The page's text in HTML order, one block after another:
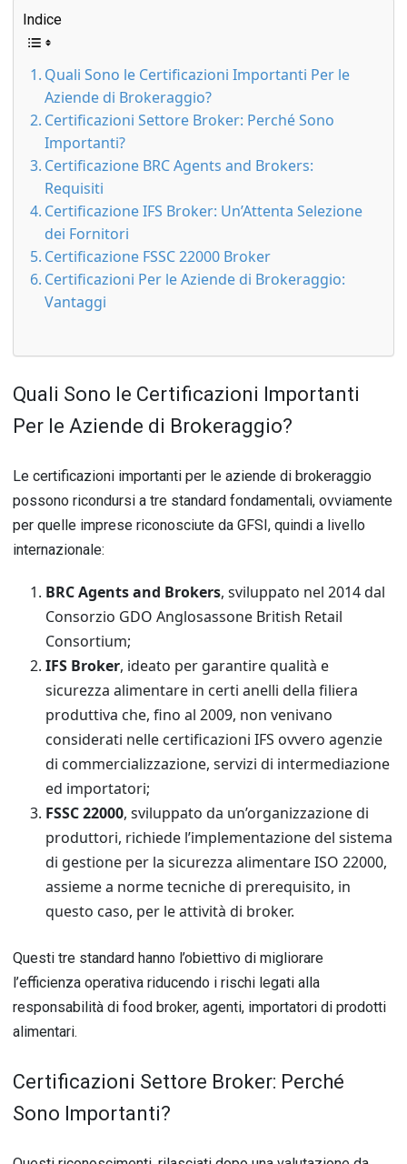
Indice
Quali Sono le Certificazioni Importanti Per le
Aziende di Brokeraggio?
Certificazioni Settore Broker: Perché Sono
Importanti?
Certificazione BRC Agents and Brokers:
Requisiti
Certificazione IFS Broker: Un’Attenta Selezione
dei Fornitori
Certificazione FSSC 22000 Broker
Certificazioni Per le Aziende di Brokeraggio:
Vantaggi
Quali Sono le Certificazioni Importanti
Per le Aziende di Brokeraggio?
Le certificazioni importanti per le aziende di brokeraggio
possono ricondursi a tre standard fondamentali, ovviamente
per quelle imprese riconosciute da GFSI, quindi a livello
internazionale:
BRC Agents and Brokers, sviluppato nel 2014 dal
Consorzio GDO Anglosassone British Retail
Consortium;
IFS Broker, ideato per garantire qualità e
sicurezza alimentare in certi anelli della filiera
produttiva che, fino al 2009, non venivano
considerati nelle certificazioni IFS ovvero agenzie
di commercializzazione, servizi di intermediazione
ed importatori;
FSSC 22000, sviluppato da un’organizzazione di
produttori, richiede l’implementazione del sistema
di gestione per la sicurezza alimentare ISO 22000,
assieme a norme tecniche di prerequisito, in
questo caso, per le attività di broker.
Questi tre standard hanno l’obiettivo di migliorare
l’efficienza operativa riducendo i rischi legati alla
responsabilità di food broker, agenti, importatori di prodotti
alimentari.
Certificazioni Settore Broker: Perché
Sono Importanti?